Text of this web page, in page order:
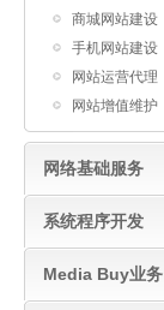
商城网站建设
手机网站建设
网站运营代理
网站增值维护
网络基础服务
系统程序开发
Media Buy业务